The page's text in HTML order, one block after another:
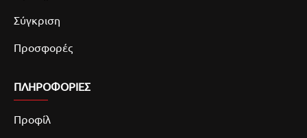
Σύγκριση
Προσφορές
ΠΛΗΡΟΦΟΡΙΕΣ
Προφίλ